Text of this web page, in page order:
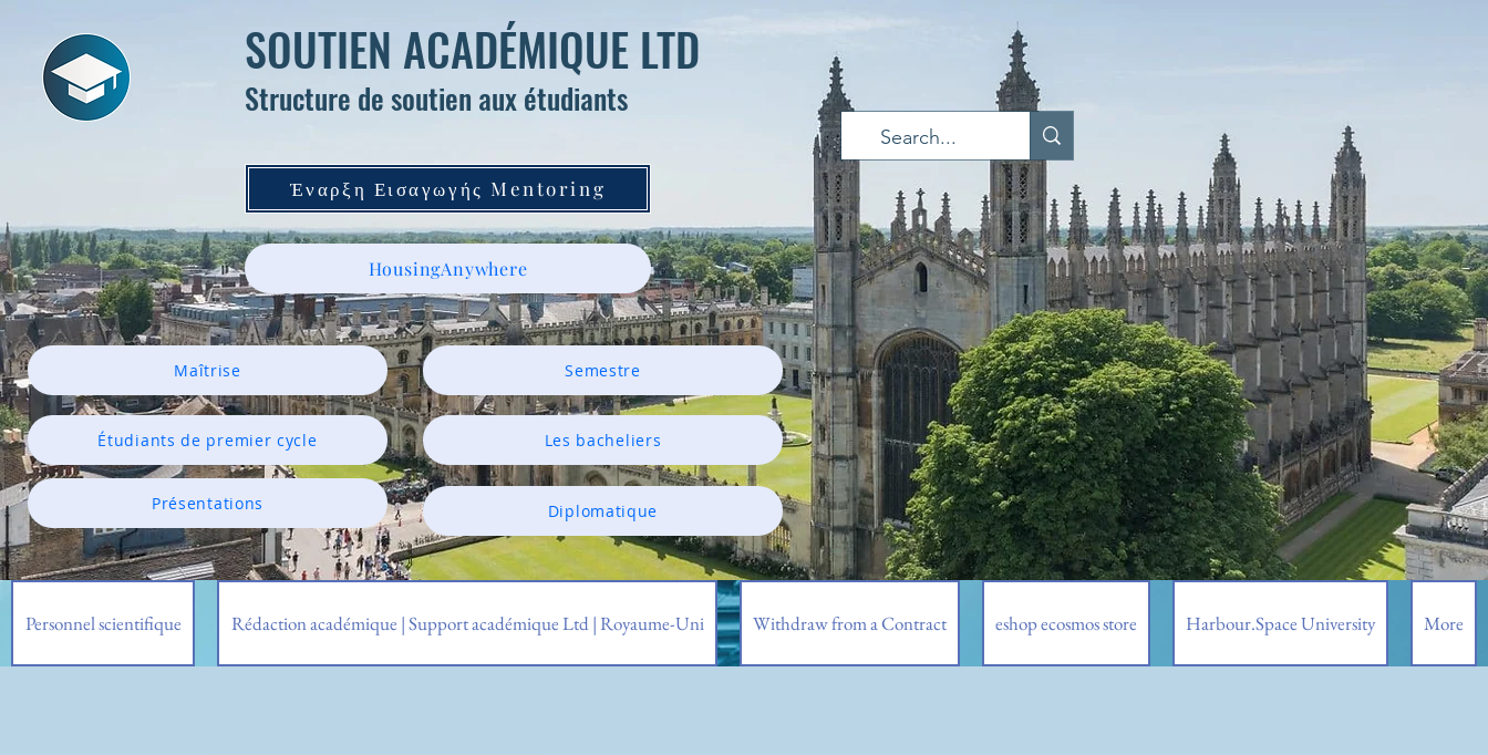
SOUTIEN ACADÉMIQUE LTD
Structure de soutien aux étudiants
Έναρξη Εισαγωγής Mentoring
HousingAnywhere
Maîtrise
Étudiants de premier cycle
Présentations
Semestre
Les bacheliers
Diplomatique
Personnel scientifique Rédaction académique | Support académique Ltd | Royaume-Uni Withdraw from a Contract eshop ecosmos store Harbour.Space University More